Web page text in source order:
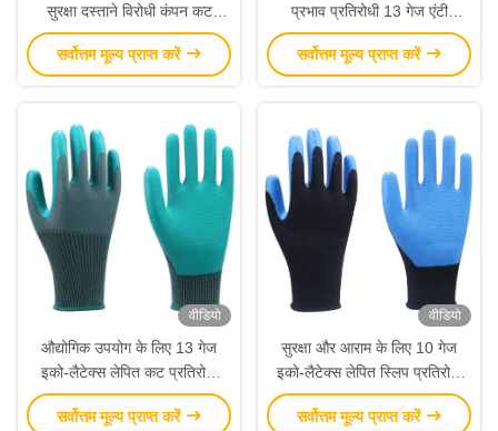
सुरक्षा दस्ताने विरोधी कंपन कट
प्रतिरोधी
सर्वोत्तम मूल्य प्राप्त करें
प्रभाव प्रतिरोधी 13 गेज एंटी
वाइब्रेशन दस्ताने
सर्वोत्तम मूल्य प्राप्त करें
वीडियो
औद्योगिक उपयोग के लिए 13 गेज
इको-लैटेक्स लेपित कट प्रतिरोधी
सुरक्षा कार्य दस्ताने
सर्वोत्तम मूल्य प्राप्त करें
वीडियो
सुरक्षा और आराम के लिए 10 गेज
इको-लैटेक्स लेपित स्लिप प्रतिरोधी
दस्ताने
सर्वोत्तम मूल्य प्राप्त करें